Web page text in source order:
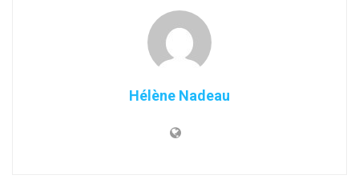
Hélène Nadeau